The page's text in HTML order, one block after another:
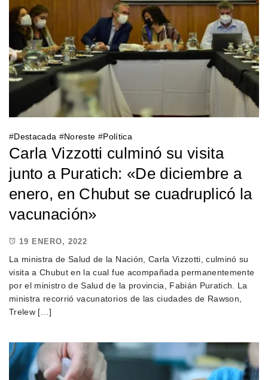
#Destacada #Noreste #Política
Carla Vizzotti culminó su visita
junto a Puratich: «De diciembre a
enero, en Chubut se cuadruplicó la
vacunación»
19 ENERO, 2022
La ministra de Salud de la Nación, Carla Vizzotti, culminó su
visita a Chubut en la cual fue acompañada permanentemente
por el ministro de Salud de la provincia, Fabián Puratich. La
ministra recorrió vacunatorios de las ciudades de Rawson,
Trelew […]